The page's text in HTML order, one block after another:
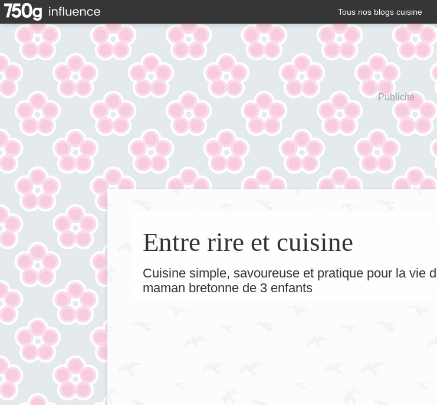
Tous nos blogs cuisine
Publicité
Entre rire et cuisine
Cuisine simple, savoureuse et pratique pour la vie
maman bretonne de 3 enfants